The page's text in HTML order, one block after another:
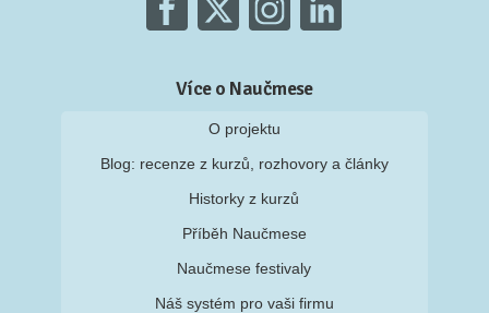
Více o Naučmese
O projektu
Blog: recenze z kurzů, rozhovory a články
Historky z kurzů
Příběh Naučmese
Naučmese festivaly
Náš systém pro vaši firmu